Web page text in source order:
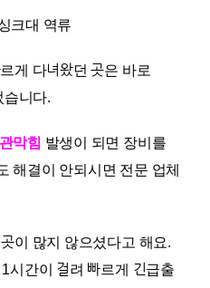
크대 역류
게 다녀왔던 곳은 바로
습니다.
막힘 발생이 되면 장비를
해결이 안되시면 전문 업체
이 많지 않으셨다고 해요.
시간이 걸려 빠르게 긴급출